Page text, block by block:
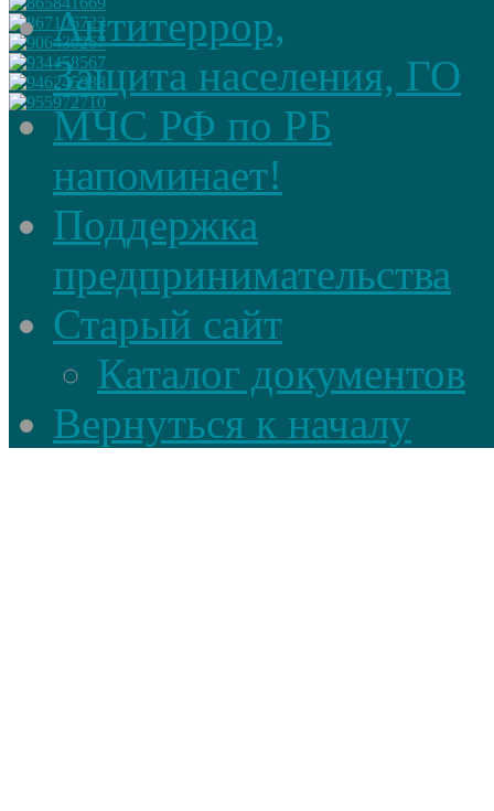
Антитеррор,
Защита населения, ГО
МЧС РФ по РБ
напоминает!
Поддержка
предпринимательства
Старый сайт
Каталог документов
Вернуться к началу